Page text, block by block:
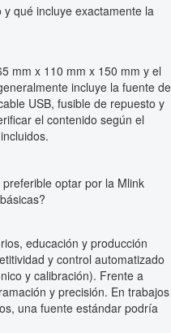
qué incluye exactamente la
mm x 110 mm x 150 mm y el
incluye la fuente de
USB, fusible de repuesto y
el contenido según el
optar por la Mlink
educación y producción
y control automatizado
y calibración). Frente a
y precisión. En trabajos
una fuente estándar podría